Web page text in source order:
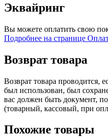
Эквайринг
Вы можете оплатить свою
Подробнее на странице
Возврат товара
Возврат товара проводится,
был использован, был
вас должен быть документ,
(товарный, кассовый, при
Похожие товары